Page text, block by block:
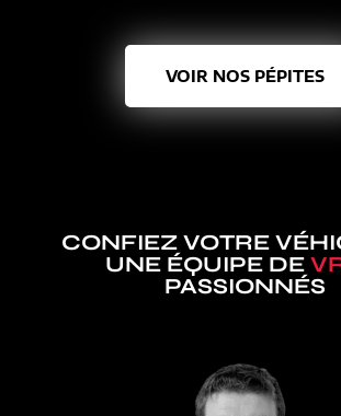
VOIR NOS PÉPITES
CONFIEZ VOTRE
UNE ÉQUIPE DE
PASSIONNÉS